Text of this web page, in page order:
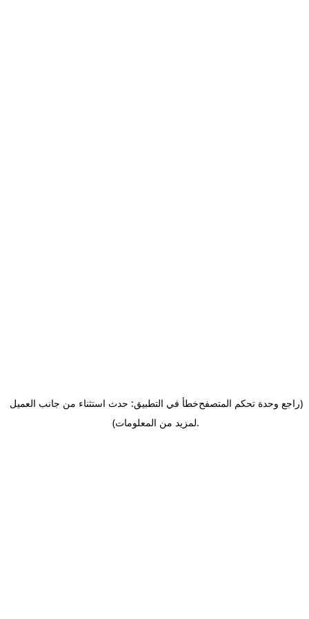
خطأ في التطبيق: حدث استثناء من جانب العميل(راجع وحدة تحكم المتصفح
لمزيد من المعلومات).